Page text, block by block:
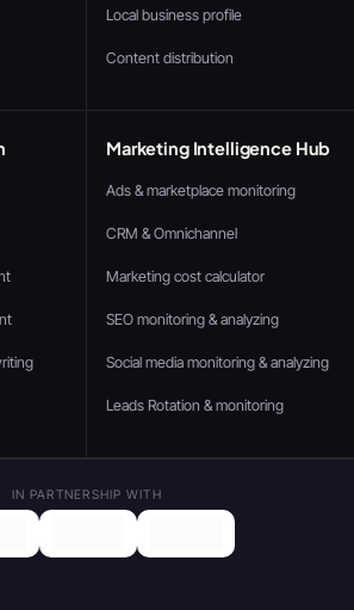
Local business profile
Content distribution
Marketing Intelligence Hub
Ads & marketplace monitoring
CRM & Omnichannel
Marketing cost calculator
SEO monitoring & analyzing
Social media monitoring & analyzing
Leads Rotation & monitoring
IN PARTNERSHIP WITH